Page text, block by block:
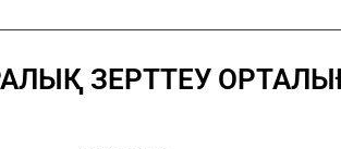
ЗЕРТТЕУ